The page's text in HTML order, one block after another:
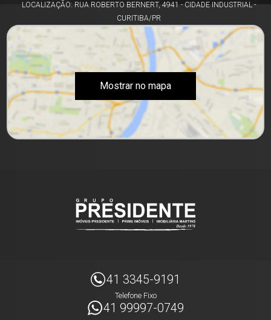
LOCALIZAÇÃO: RUA ROBERTO BERNERT, 4941 - CIDADE INDUSTRIAL -
CURITIBA/PR
Mostrar no mapa
41 3345-9191
Telefone Fixo
41 99997-0749